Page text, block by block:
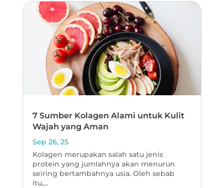
7 Sumber Kolagen Alami untuk Kulit
Wajah yang Aman
Sep 26, 25
Kolagen merupakan salah satu jenis
protein yang jumlahnya akan menurun
seiring bertambahnya usia. Oleh sebab
itu,...